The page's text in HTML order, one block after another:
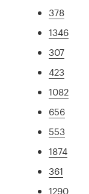
378
1346
307
423
1082
656
553
1874
361
1290